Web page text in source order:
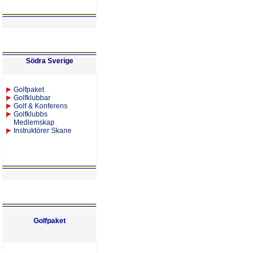
Södra Sverige
Golfpaket
Golfklubbar
Golf & Konferens
Golfklubbs
Medlemskap
Instruktörer Skane
Golfpaket